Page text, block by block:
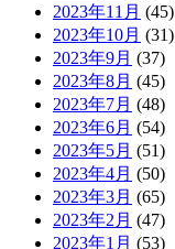
2023年11月 (45)
2023年10月 (31)
2023年9月 (37)
2023年8月 (45)
2023年7月 (48)
2023年6月 (54)
2023年5月 (51)
2023年4月 (50)
2023年3月 (65)
2023年2月 (47)
2023年1月 (53)